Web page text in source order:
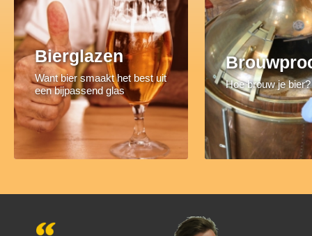
Bierglazen
Want bier smaakt het best uit
een bijpassend glas
Hoe brouw je bier?